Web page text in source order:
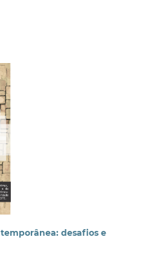
desafios e